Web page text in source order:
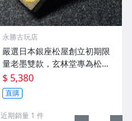
永勝古玩店
嚴選日本銀座松屋創立初期限
量老墨雙款，玄林堂專為松屋
打造，重量22.5g，適合收藏
及品味民國時期古雅文化 文房
用具 民國古墨 收藏文玩
$ 5,380
直購
近期銷量 1 件